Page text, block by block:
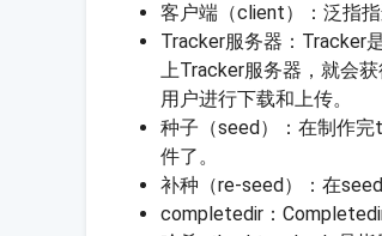
客户端（client）：泛指
Tracker服务器：Tracker
上Tracker服务器，就会
用户进行下载和上传。
种子（seed）：在制作
件了。
补种（re-seed）：在
completedir：